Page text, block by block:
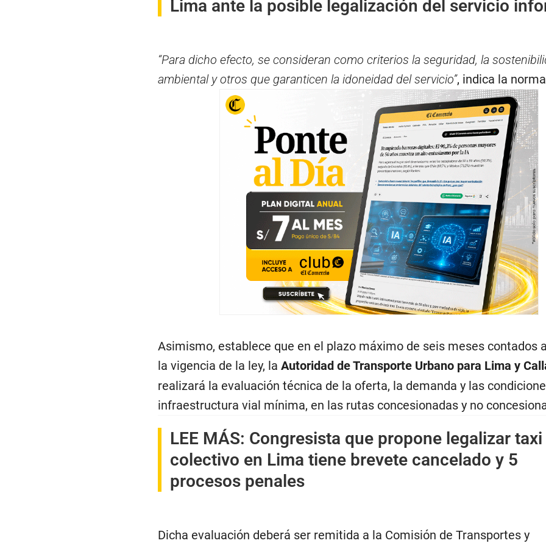
Lima ante la posible legalización del servicio
“Para dicho efecto, se consideran como criterios la seguridad, la
ambiental y otros que garanticen la idoneidad del servicio”, indica la
Asimismo, establece que en el plazo máximo de seis meses contados
la vigencia de la ley, la Autoridad de Transporte Urbano para Lima y
realizará la evaluación técnica de la oferta, la demanda y las
infraestructura vial mínima, en las rutas concesionadas y no
LEE MÁS: Congresista que propone legalizar taxi
colectivo en Lima tiene brevete cancelado y 5
procesos penales
Dicha evaluación deberá ser remitida a la Comisión de Transportes y